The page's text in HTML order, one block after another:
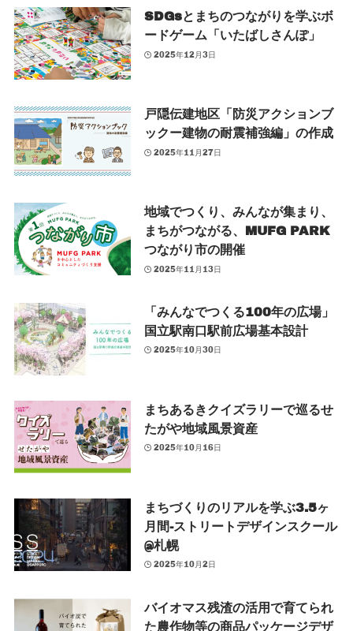
SDGsとまちのつながりを学ぶボ
ードゲーム「いたばしさんぽ」
2025年12月3日
戸隠伝建地区「防災アクションブ
ックー建物の耐震補強編」の作成
2025年11月27日
地域でつくり、みんなが集まり、
まちがつながる、MUFG PARK
つながり市の開催
2025年11月13日
「みんなでつくる100年の広場」
国立駅南口駅前広場基本設計
2025年10月30日
まちあるきクイズラリーで巡るせ
たがや地域風景資産
2025年10月16日
まちづくりのリアルを学ぶ3.5ヶ
月間-ストリートデザインスクール
@札幌
2025年10月2日
バイオマス残渣の活用で育てられ
た農作物等の商品パッケージデザ